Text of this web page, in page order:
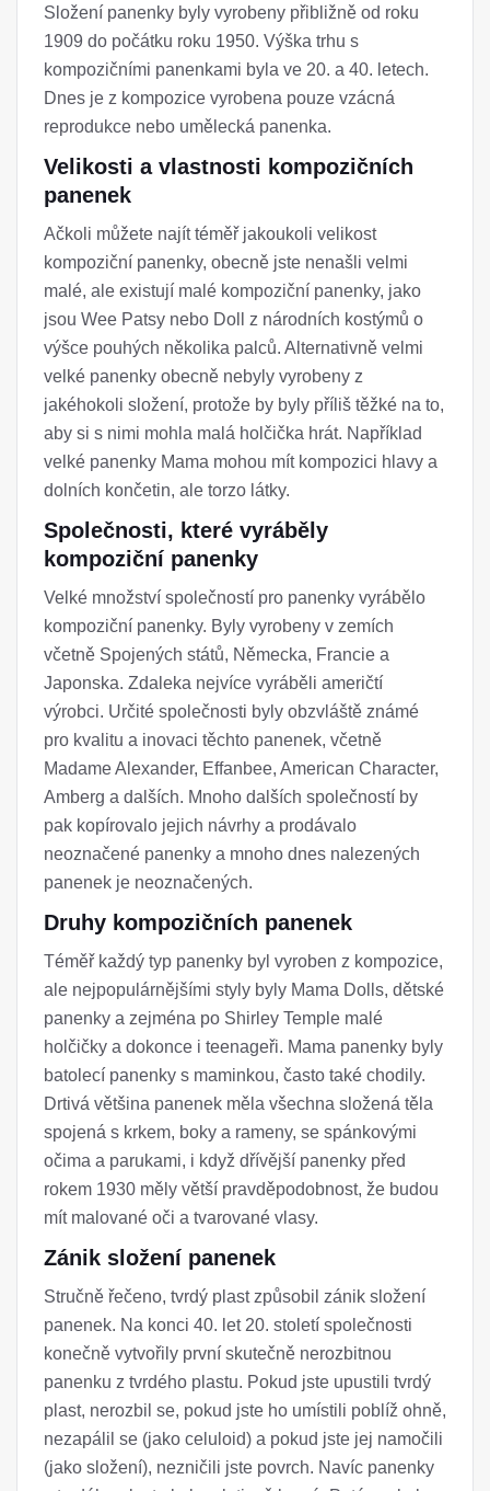
Složení panenky byly vyrobeny přibližně od roku
1909 do počátku roku 1950. Výška trhu s
kompozičními panenkami byla ve 20. a 40. letech.
Dnes je z kompozice vyrobena pouze vzácná
reprodukce nebo umělecká panenka.
Velikosti a vlastnosti kompozičních
panenek
Ačkoli můžete najít téměř jakoukoli velikost
kompoziční panenky, obecně jste nenašli velmi
malé, ale existují malé kompoziční panenky, jako
jsou Wee Patsy nebo Doll z národních kostýmů o
výšce pouhých několika palců. Alternativně velmi
velké panenky obecně nebyly vyrobeny z
jakéhokoli složení, protože by byly příliš těžké na to,
aby si s nimi mohla malá holčička hrát. Například
velké panenky Mama mohou mít kompozici hlavy a
dolních končetin, ale torzo látky.
Společnosti, které vyráběly
kompoziční panenky
Velké množství společností pro panenky vyrábělo
kompoziční panenky. Byly vyrobeny v zemích
včetně Spojených států, Německa, Francie a
Japonska. Zdaleka nejvíce vyráběli američtí
výrobci. Určité společnosti byly obzvláště známé
pro kvalitu a inovaci těchto panenek, včetně
Madame Alexander, Effanbee, American Character,
Amberg a dalších. Mnoho dalších společností by
pak kopírovalo jejich návrhy a prodávalo
neoznačené panenky a mnoho dnes nalezených
panenek je neoznačených.
Druhy kompozičních panenek
Téměř každý typ panenky byl vyroben z kompozice,
ale nejpopulárnějšími styly byly Mama Dolls, dětské
panenky a zejména po Shirley Temple malé
holčičky a dokonce i teenageři. Mama panenky byly
batolecí panenky s maminkou, často také chodily.
Drtivá většina panenek měla všechna složená těla
spojená s krkem, boky a rameny, se spánkovými
očima a parukami, i když dřívější panenky před
rokem 1930 měly větší pravděpodobnost, že budou
mít malované oči a tvarované vlasy.
Zánik složení panenek
Stručně řečeno, tvrdý plast způsobil zánik složení
panenek. Na konci 40. let 20. století společnosti
konečně vytvořily první skutečně nerozbitnou
panenku z tvrdého plastu. Pokud jste upustili tvrdý
plast, nerozbil se, pokud jste ho umístili poblíž ohně,
nezapálil se (jako celuloid) a pokud jste jej namočili
(jako složení), nezničili jste povrch. Navíc panenky